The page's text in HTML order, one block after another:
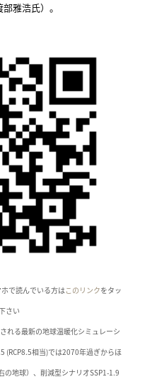
雅浩氏）。
で読んでいる方はこのリンクをタッ
さい
れる最新の地球温暖化シミュレーシ
(RCP8.5相当)では2070年過ぎからほ
の地球）、削減型シナリオSSP1-1.9